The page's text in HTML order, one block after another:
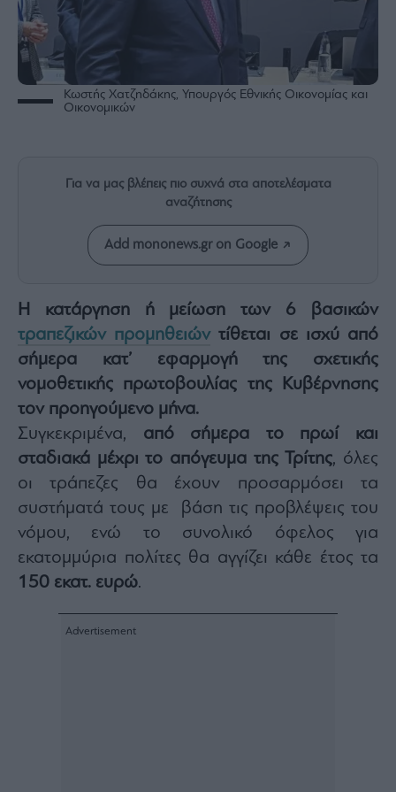
Rumors
ESG
Today
Mononews2030
Άρθρα
Auto
Life
&
Style
Υγεία
Architecture
&
Design
Fashion
&
Art
Watches
Yachts
Table
Κωστής Χατζηδάκης, Υπουργός Εθνικής Οικονομίας και
Οικονομικών
Για να μας βλέπεις πιο συχνά στα αποτελέσματα
αναζήτησης
Add mononews.gr on Google
Η κατάργηση ή μείωση των 6 βασικών
τραπεζικών προμηθειώντίθεται σε ισχύ από
σήμερα κατ’ εφαρμογή της σχετικής
νομοθετικής πρωτοβουλίας της Κυβέρνησης
τον προηγούμενο μήνα.
Συγκεκριμένα, από σήμερα το πρωί και
σταδιακά μέχρι το απόγευμα της Τρίτης, όλες
οι τράπεζες θα έχουν προσαρμόσει τα
συστήματά τους με βάση τις προβλέψεις του
νόμου, ενώ το συνολικό όφελος για
εκατομμύρια πολίτες θα αγγίζει κάθε έτος τα
150 εκατ. ευρώ.